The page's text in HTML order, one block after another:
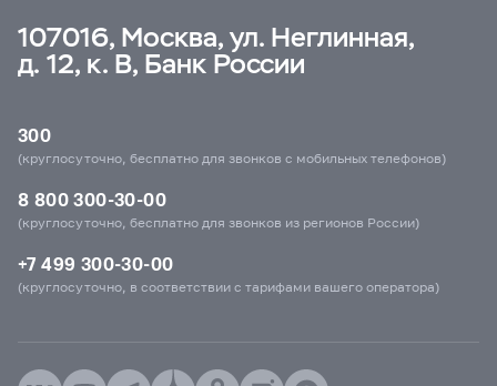
107016, Москва, ул. Неглинная,
д. 12, к. В, Банк России
300
(круглосуточно, бесплатно для звонков с мобильных телефонов)
8 800 300-30-00
(круглосуточно, бесплатно для звонков из регионов России)
+7 499 300-30-00
(круглосуточно, в соответствии с тарифами вашего оператора)